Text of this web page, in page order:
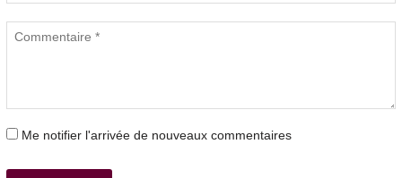
Me notifier l'arrivée de nouveaux commentaires